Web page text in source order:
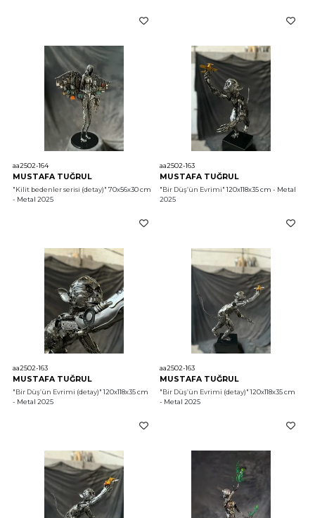
aa2502-164
MUSTAFA TUĞRUL
"Kilit bedenler serisi (detay)" 70x56x30 cm
- Metal 2025
aa2502-163
MUSTAFA TUĞRUL
"Bir Düş’ün Evrimi" 120x118x35 cm - Metal
2025
aa2502-163
MUSTAFA TUĞRUL
"Bir Düş’ün Evrimi (detay)" 120x118x35 cm
- Metal 2025
aa2502-163
MUSTAFA TUĞRUL
"Bir Düş’ün Evrimi (detay)" 120x118x35 cm
- Metal 2025